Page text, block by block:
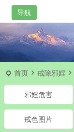
首页 戒除邪婬
邪婬危害
戒色图片